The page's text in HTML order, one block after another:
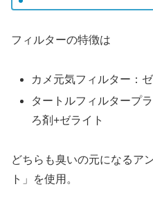
フィルターの特徴は
カメ元気フィルター：
タートルフィルタープ
ろ剤+ゼライト
どちらも臭いの元になるア
ト」を使用。